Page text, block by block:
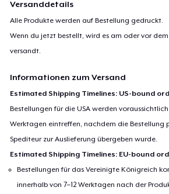
Versanddetails
Alle Produkte werden auf Bestellung gedruckt.
Wenn du jetzt bestellt, wird es am oder vor
versandt.
Informationen zum Versand
Estimated Shipping Timelines: US-bound
Bestellungen für die USA werden
Werktagen eintreffen, nachdem die Bestellung
Spediteur zur Auslieferung übergeben wurde.
Estimated Shipping Timelines: EU-bound
Bestellungen für das Vereinigte Königreich
innerhalb von 7–12 Werktagen nach der